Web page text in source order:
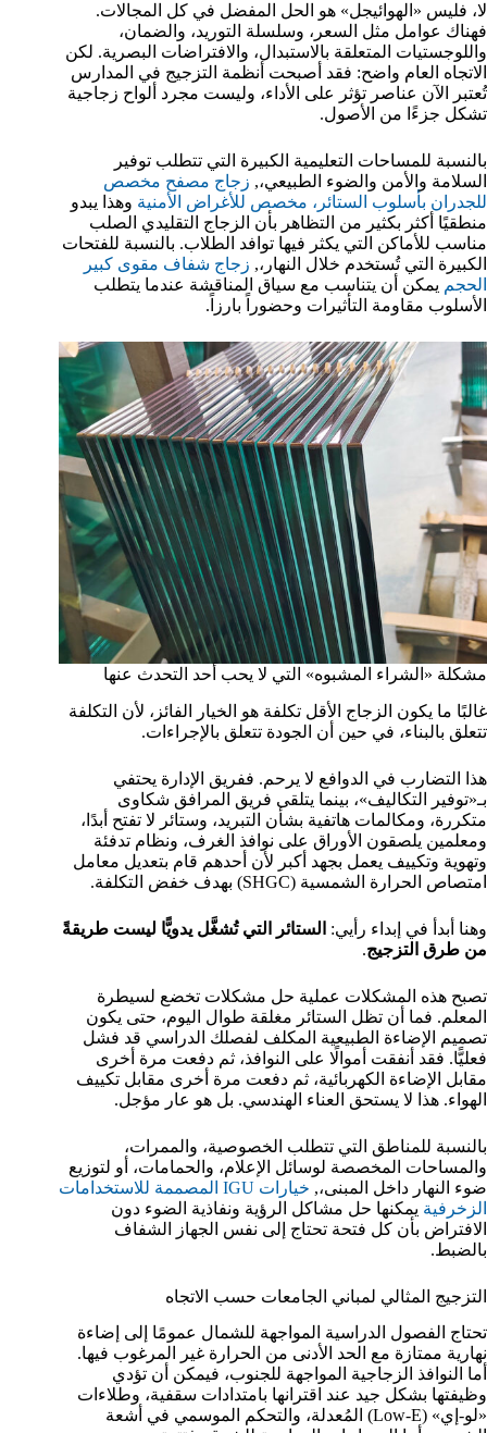
لا، فليس «الهوائيجل» هو الحل المفضل في كل المجالات.
فهناك عوامل مثل السعر، وسلسلة التوريد، والضمان،
واللوجستيات المتعلقة بالاستبدال، والافتراضات البصرية. لكن
الاتجاه العام واضح: فقد أصبحت أنظمة التزجيج في المدارس
تُعتبر الآن عناصر تؤثر على الأداء، وليست مجرد ألواح زجاجية
تشكل جزءًا من الأصول.
بالنسبة للمساحات التعليمية الكبيرة التي تتطلب توفير
السلامة والأمن والضوء الطبيعي،, زجاج مصفح مخصص
للجدران بأسلوب الستائر، مخصص للأغراض الأمنية وهذا يبدو
منطقيًا أكثر بكثير من التظاهر بأن الزجاج التقليدي الصلب
مناسب للأماكن التي يكثر فيها توافد الطلاب. بالنسبة للفتحات
الكبيرة التي تُستخدم خلال النهار،, زجاج شفاف مقوى كبير
الحجم يمكن أن يتناسب مع سياق المناقشة عندما يتطلب
الأسلوب مقاومة التأثيرات وحضوراً بارزاً.
مشكلة «الشراء المشبوه» التي لا يحب أحد التحدث عنها
غالبًا ما يكون الزجاج الأقل تكلفة هو الخيار الفائز، لأن التكلفة
تتعلق بالبناء، في حين أن الجودة تتعلق بالإجراءات.
هذا التضارب في الدوافع لا يرحم. ففريق الإدارة يحتفي
بـ«توفير التكاليف»، بينما يتلقى فريق المرافق شكاوى
متكررة، ومكالمات هاتفية بشأن التبريد، وستائر لا تفتح أبدًا،
ومعلمين يلصقون الأوراق على نوافذ الغرف، ونظام تدفئة
وتهوية وتكييف يعمل بجهد أكبر لأن أحدهم قام بتعديل معامل
امتصاص الحرارة الشمسية (SHGC) بهدف خفض التكلفة.
وهنا أبدأ في إبداء رأيي: الستائر التي تُشغَّل يدويًّا ليست طريقةً
من طرق التزجيج.
تصبح هذه المشكلات عملية حل مشكلات تخضع لسيطرة
المعلم. فما أن تظل الستائر مغلقة طوال اليوم، حتى يكون
تصميم الإضاءة الطبيعية المكلف لفصلك الدراسي قد فشل
فعليًّا. فقد أنفقت أموالًا على النوافذ، ثم دفعت مرة أخرى
مقابل الإضاءة الكهربائية، ثم دفعت مرة أخرى مقابل تكييف
الهواء. هذا لا يستحق العناء الهندسي. بل هو عار مؤجل.
بالنسبة للمناطق التي تتطلب الخصوصية، والممرات،
والمساحات المخصصة لوسائل الإعلام، والحمامات، أو لتوزيع
ضوء النهار داخل المبنى،,
خيارات IGU المصممة للاستخدامات
الزخرفية يمكنها حل مشاكل الرؤية ونفاذية الضوء دون
الافتراض بأن كل فتحة تحتاج إلى نفس الجهاز الشفاف
بالضبط.
التزجيج المثالي لمباني الجامعات حسب الاتجاه
تحتاج الفصول الدراسية المواجهة للشمال عمومًا إلى إضاءة
نهارية ممتازة مع الحد الأدنى من الحرارة غير المرغوب فيها.
أما النوافذ الزجاجية المواجهة للجنوب، فيمكن أن تؤدي
وظيفتها بشكل جيد عند اقترانها بامتدادات سقفية، وطلاءات
«لو-إي» (Low-E) المُعدلة، والتحكم الموسمي في أشعة